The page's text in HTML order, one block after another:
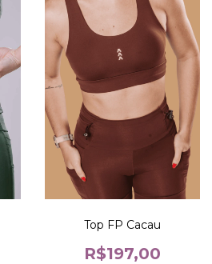
Top FP Cacau
R$197,00